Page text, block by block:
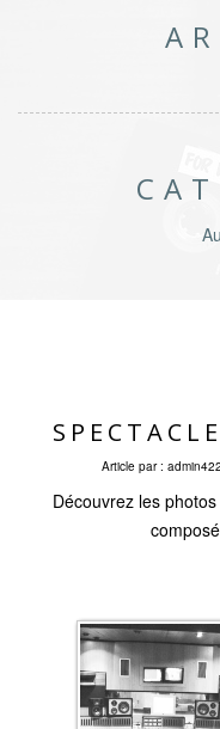
Article par :
Découvrez les